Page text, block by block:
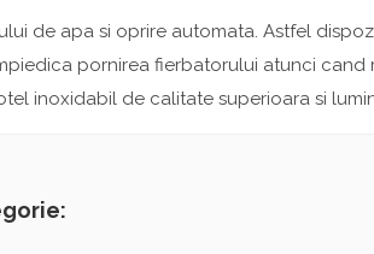
de apa si oprire automata. Astfel
pornirea fierbatorului atunci
inoxidabil de calitate superioara si